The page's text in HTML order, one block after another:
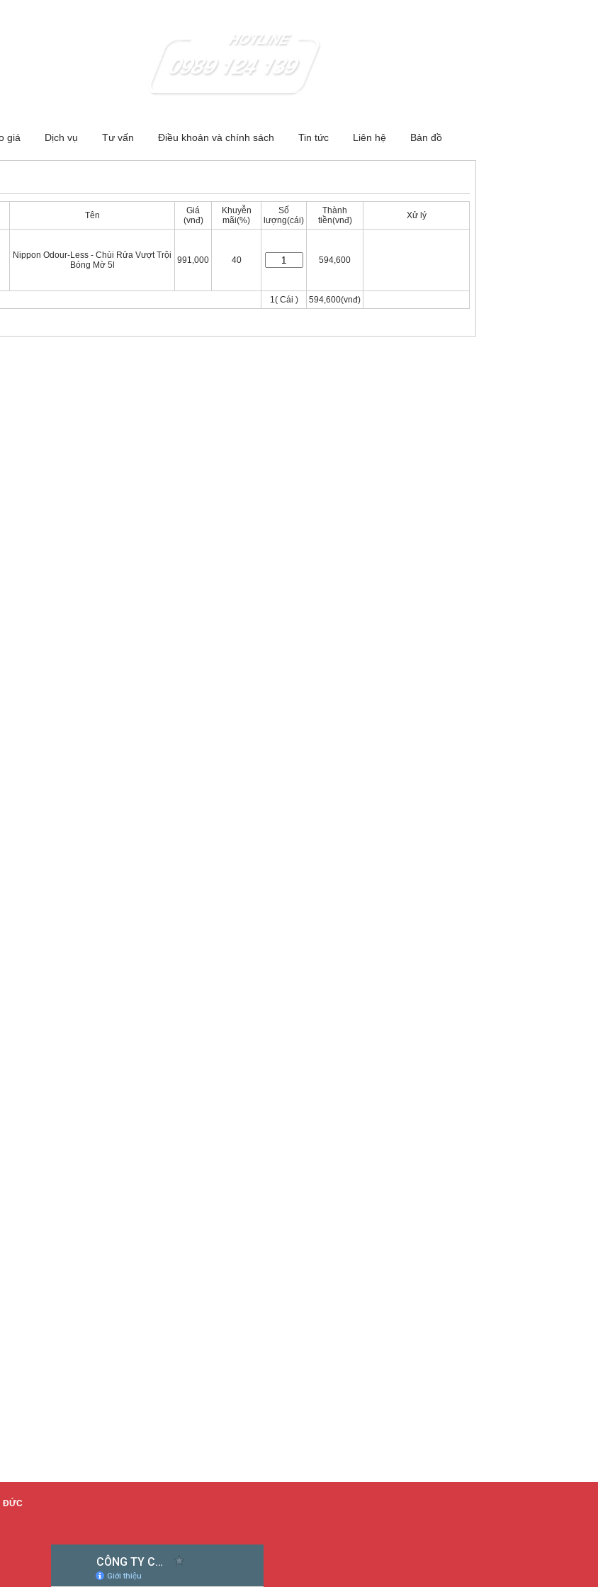
giá Dịch vụ Tư vấn Điều khoản và chính sách Tin tức Liên hệ Bản đồ
Tên
Giá
(vnđ)
Khuyễn
mãi(%)
Số
lượng(cái)
Thành
tiền(vnđ)
Xử lý
Nippon Odour-Less - Chùi Rửa Vượt Trội
Bóng Mờ 5l
991,000 40 594,600
1( Cái ) 594,600(vnđ)
ĐỨC